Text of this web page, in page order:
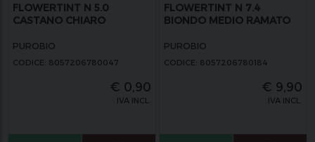
FLOWERTINT N 5.0
CASTANO CHIARO
PUROBIO
CODICE: 8057206780047
€ 0,90
IVA INCL.
FLOWERTINT N 7.4
BIONDO MEDIO RAMATO
PUROBIO
CODICE: 8057206780184
€ 9,90
IVA INCL.